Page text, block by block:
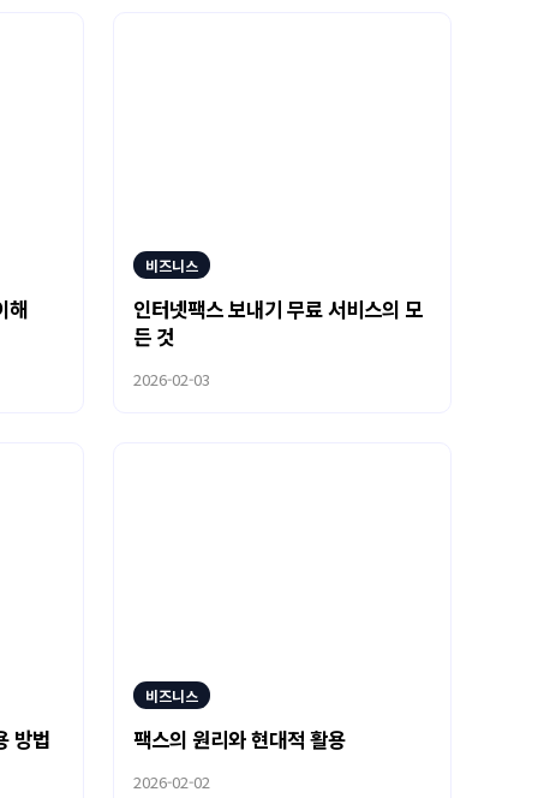
해
비즈니스
인터넷팩스 보내기 무료 서비스의 모
든 것
2026-02-03
방법
비즈니스
팩스의 원리와 현대적 활용
2026-02-02